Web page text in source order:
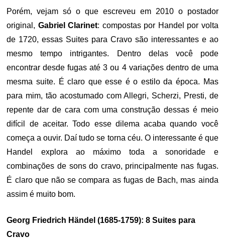
Porém, vejam só o que escreveu em 2010 o postador
original, Gabriel Clarinet: compostas por Handel por volta
de 1720, essas Suites para Cravo são interessantes e ao
mesmo tempo intrigantes. Dentro delas você pode
encontrar desde fugas até 3 ou 4 variações dentro de uma
mesma suite. É claro que esse é o estilo da época. Mas
para mim, tão acostumado com Allegri, Scherzi, Presti, de
repente dar de cara com uma construção dessas é meio
difícil de aceitar. Todo esse dilema acaba quando você
começa a ouvir. Daí tudo se torna céu. O interessante é que
Handel explora ao máximo toda a sonoridade e
combinações de sons do cravo, principalmente nas fugas.
É claro que não se compara as fugas de Bach, mas ainda
assim é muito bom.
Georg Friedrich Händel (1685-1759): 8 Suites para
Cravo